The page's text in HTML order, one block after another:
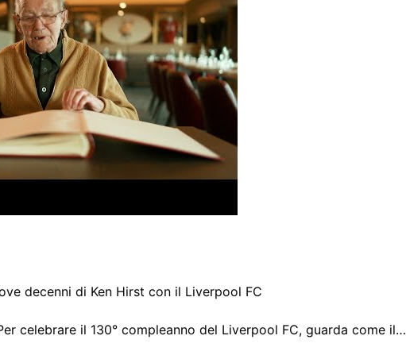
decenni di Ken Hirst con il Liverpool FC
celebrare il 130° compleanno del Liverpool FC, guarda come il…